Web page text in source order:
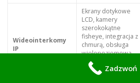
Wideointerkomy
IP
Ekrany dotykowe
LCD, kamery
szerokokątne
fisheye, integracja z
chmurą, obsługa
wielopoziomowa,
szyfrowane
protokołyZadzwoń